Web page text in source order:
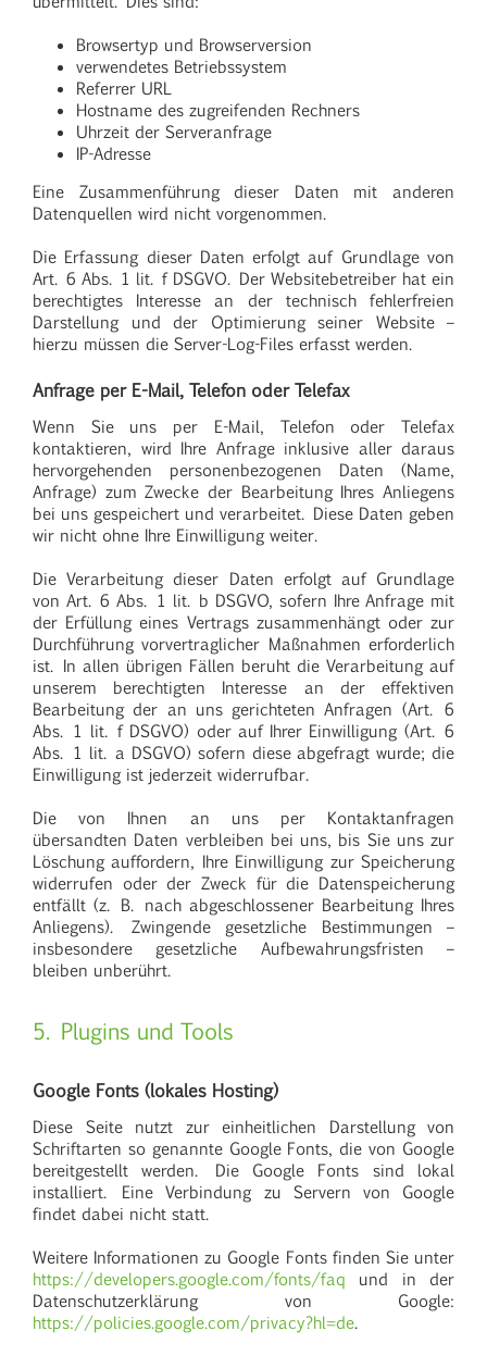
Browsertyp und Browserversion
verwendetes Betriebssystem
Referrer URL
Hostname des zugreifenden Rechners
Uhrzeit der Serveranfrage
IP-Adresse
Eine Zusammenführung dieser Daten mit anderen
Datenquellen wird nicht vorgenommen.
Die Erfassung dieser Daten erfolgt auf Grundlage von
Art. 6 Abs. 1 lit. f DSGVO. Der Websitebetreiber hat ein
berechtigtes Interesse an der technisch fehlerfreien
Darstellung und der Optimierung seiner Website –
hierzu müssen die Server-Log-Files erfasst werden.
Anfrage per E-Mail, Telefon oder Telefax
Wenn Sie uns per E-Mail, Telefon oder Telefax
kontaktieren, wird Ihre Anfrage inklusive aller daraus
hervorgehenden personenbezogenen Daten (Name,
Anfrage) zum Zwecke der Bearbeitung Ihres Anliegens
bei uns gespeichert und verarbeitet. Diese Daten geben
wir nicht ohne Ihre Einwilligung weiter.
Die Verarbeitung dieser Daten erfolgt auf Grundlage
von Art. 6 Abs. 1 lit. b DSGVO, sofern Ihre Anfrage mit
der Erfüllung eines Vertrags zusammenhängt oder zur
Durchführung vorvertraglicher Maßnahmen erforderlich
ist. In allen übrigen Fällen beruht die Verarbeitung auf
unserem berechtigten Interesse an der effektiven
Bearbeitung der an uns gerichteten Anfragen (Art. 6
Abs. 1 lit. f DSGVO) oder auf Ihrer Einwilligung (Art. 6
Abs. 1 lit. a DSGVO) sofern diese abgefragt wurde; die
Einwilligung ist jederzeit widerrufbar.
Die von Ihnen an uns per Kontaktanfragen
übersandten Daten verbleiben bei uns, bis Sie uns zur
Löschung auffordern, Ihre Einwilligung zur Speicherung
widerrufen oder der Zweck für die Datenspeicherung
entfällt (z. B. nach abgeschlossener Bearbeitung Ihres
Anliegens). Zwingende gesetzliche Bestimmungen –
insbesondere gesetzliche Aufbewahrungsfristen –
bleiben unberührt.
5. Plugins und Tools
Google Fonts (lokales Hosting)
Diese Seite nutzt zur einheitlichen Darstellung von
Schriftarten so genannte Google Fonts, die von Google
bereitgestellt werden. Die Google Fonts sind lokal
installiert. Eine Verbindung zu Servern von Google
findet dabei nicht statt.
Weitere Informationen zu Google Fonts finden Sie unter
https://developers.google.com/fonts/faqund in der
Datenschutzerklärung von Google:
https://policies.google.com/privacy?hl=de.